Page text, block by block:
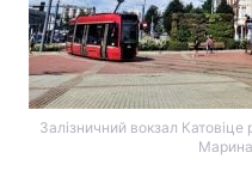
Залізничний вокзал